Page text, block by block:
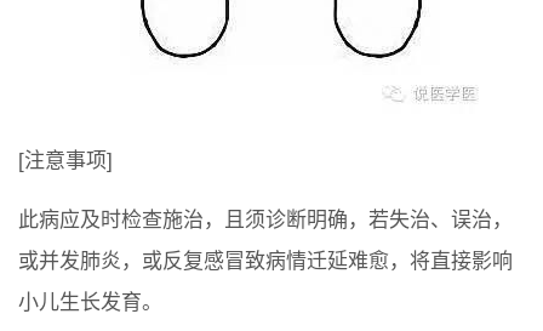
[注意事项]
此病应及时检查施治，且须诊断明确，若失治、误治，
或并发肺炎，或反复感冒致病情迁延难愈，将直接影响
小儿生长发育。